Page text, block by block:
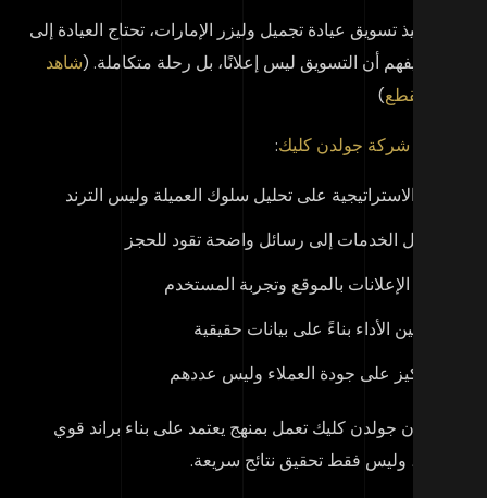
تنفيذ تسويق عيادة تجميل وليزر الإمارات، تحتاج العيادة إلى
يفهم أن التسويق ليس إعلانًا، بل رحلة متكاملة. (شاهد
شركة جولدن كليك :
بناء الاستراتيجية على تحليل سلوك العميلة وليس الترند
تحويل الخدمات إلى رسائل واضحة تقود للحجز
ربط الإعلانات بالموقع وتجربة المستخدم
تحسين الأداء بناءً على بيانات حقيقية
التركيز على جودة العملاء وليس عددهم
أن جولدن كليك تعمل بمنهج يعتمد على بناء براند قوي
وليس فقط تحقيق نتائج سريعة.